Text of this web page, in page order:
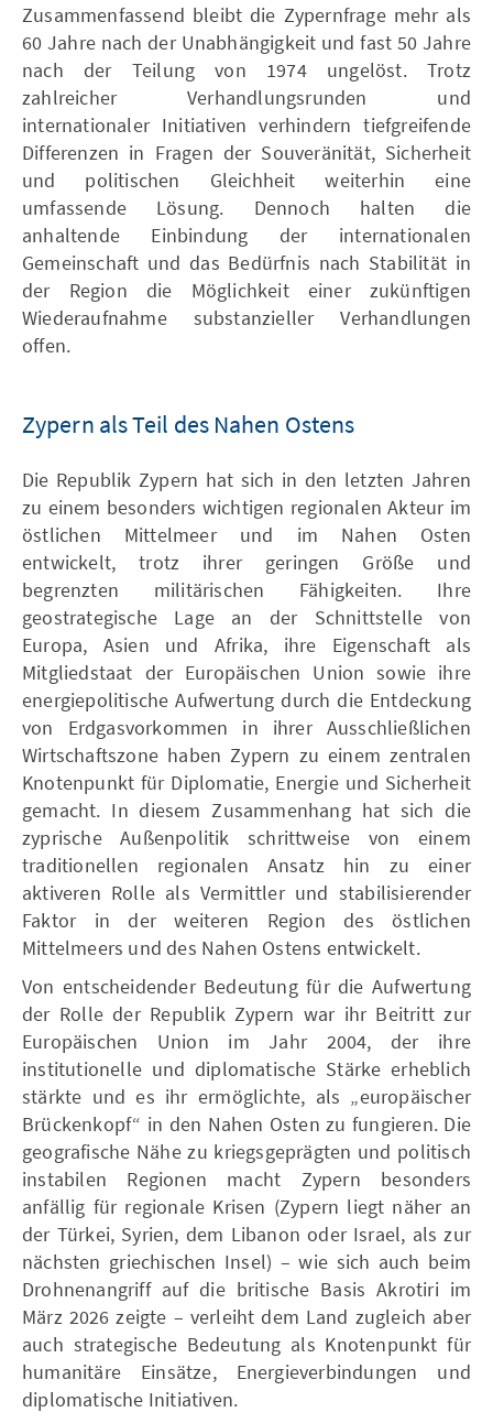
Zusammenfassend bleibt die Zypernfrage mehr als
60 Jahre nach der Unabhängigkeit und fast 50 Jahre
nach der Teilung von 1974 ungelöst. Trotz
zahlreicher Verhandlungsrunden und
internationaler Initiativen verhindern tiefgreifende
Differenzen in Fragen der Souveränität, Sicherheit
und politischen Gleichheit weiterhin eine
umfassende Lösung. Dennoch halten die
anhaltende Einbindung der internationalen
Gemeinschaft und das Bedürfnis nach Stabilität in
der Region die Möglichkeit einer zukünftigen
Wiederaufnahme substanzieller Verhandlungen
offen.
Zypern als Teil des Nahen Ostens
Die Republik Zypern hat sich in den letzten Jahren
zu einem besonders wichtigen regionalen Akteur im
östlichen Mittelmeer und im Nahen Osten
entwickelt, trotz ihrer geringen Größe und
begrenzten militärischen Fähigkeiten. Ihre
geostrategische Lage an der Schnittstelle von
Europa, Asien und Afrika, ihre Eigenschaft als
Mitgliedstaat der Europäischen Union sowie ihre
energiepolitische Aufwertung durch die Entdeckung
von Erdgasvorkommen in ihrer Ausschließlichen
Wirtschaftszone haben Zypern zu einem zentralen
Knotenpunkt für Diplomatie, Energie und Sicherheit
gemacht. In diesem Zusammenhang hat sich die
zyprische Außenpolitik schrittweise von einem
traditionellen regionalen Ansatz hin zu einer
aktiveren Rolle als Vermittler und stabilisierender
Faktor in der weiteren Region des östlichen
Mittelmeers und des Nahen Ostens entwickelt.
Von entscheidender Bedeutung für die Aufwertung
der Rolle der Republik Zypern war ihr Beitritt zur
Europäischen Union im Jahr 2004, der ihre
institutionelle und diplomatische Stärke erheblich
stärkte und es ihr ermöglichte, als „europäischer
Brückenkopf“ in den Nahen Osten zu fungieren. Die
geografische Nähe zu kriegsgeprägten und politisch
instabilen Regionen macht Zypern besonders
anfällig für regionale Krisen (Zypern liegt näher an
der Türkei, Syrien, dem Libanon oder Israel, als zur
nächsten griechischen Insel) – wie sich auch beim
Drohnenangriff auf die britische Basis Akrotiri im
März 2026 zeigte – verleiht dem Land zugleich aber
auch strategische Bedeutung als Knotenpunkt für
humanitäre Einsätze, Energieverbindungen und
diplomatische Initiativen.